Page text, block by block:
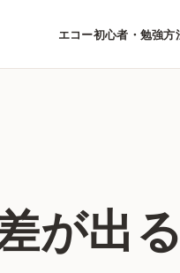
エコー初心者・勉強方
が出